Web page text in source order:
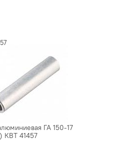
ГА 150-17
КВТ 41457